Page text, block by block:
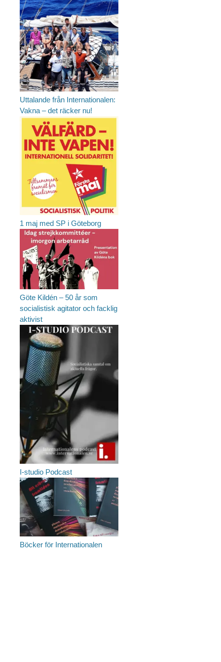
Uttalande från Internationalen:
Vakna – det räcker nu!
1 maj med SP i Göteborg
Göte Kildén – 50 år som
socialistisk agitator och facklig
aktivist
I-studio Podcast
Böcker för Internationalen